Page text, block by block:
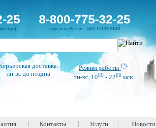
25 8-800-775-32-25
Звонок по России - БЕСПЛАТНЫЙ
доставка:
пн-вс до поздна
Режим работы(?):
пн-вс, 1000 - 2200 мск.
Контакты Услуги Новости